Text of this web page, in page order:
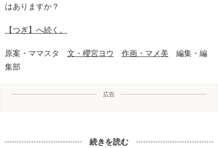
はありますか？
【つぎ】へ続く。
原案・ママスタ 文・櫻宮ヨウ 作画・マメ美 編集・編
集部
広告
続きを読む